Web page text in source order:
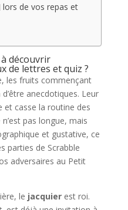
lors de vos repas et
découvrir
de lettres et quiz ?
les fruits commençant
anecdotiques. Leur
casse la routine des
pas longue, mais
et gustative, ce
parties de Scrabble
adversaires au Petit
le jacquierest roi.